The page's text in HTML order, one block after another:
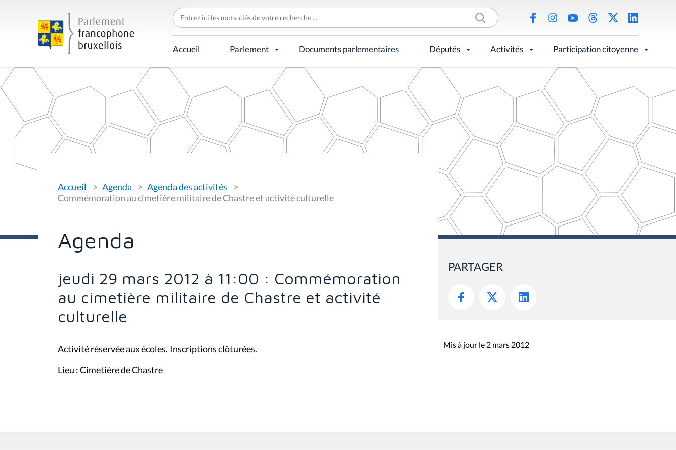
C
h
e
r
c
h
r
p
Accueil Parlement Documents parlementaires Députés Activités Participation citoyenne
o
u
s
i
:
Accueil Agenda
Agenda des activités
Commémoration au cimetière militaire de Chastre et activité culturelle
Agenda
jeudi 29 mars 2012 à 11:00 : Commémoration
au cimetière militaire de Chastre et activité
culturelle
Activité réservée aux écoles. Inscriptions clôturées.
Lieu : Cimetière de Chastre
PARTAGER
Mis à jour le 2 mars 2012